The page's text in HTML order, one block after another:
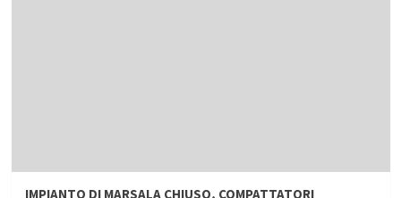
IMPIANTO DI MARSALA CHIUSO, COMPATTATORI